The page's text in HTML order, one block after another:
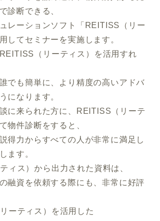
診断できる、
レーションソフト「REITISS（リー
してセミナーを実施します。
（リーティス）を活用すれ
でも簡単に、より精度の高いアドバ
になります。
に来られた方に、REITISS（リーテ
物件診断をすると、
得力からすべての人が非常に満足し
ます。
ィス）から出力された資料は、
融資を依頼する際にも、非常に好評
ーティス）を活用した